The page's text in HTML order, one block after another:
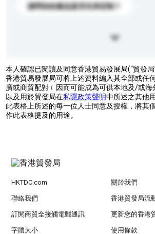
請問你的產品是否支持定制？
本人確認已閱讀及同意香港貿易發展局(“貿發
香港貿易發展局可將上述資料編入其全部或任
廣或商貿配對﹝因而可能成為可供本地及/或海
以及用於貿發局在私隱政策聲明中所述之其他
此表格上所述的每一位人士同意及授權，將其
作此表格提及的用途。
HKTDC.com 關於我們
聯絡我們 香港貿發局流
訂閱商貿全接觸電郵通訊 更新您的香港
字體大小 使用條款